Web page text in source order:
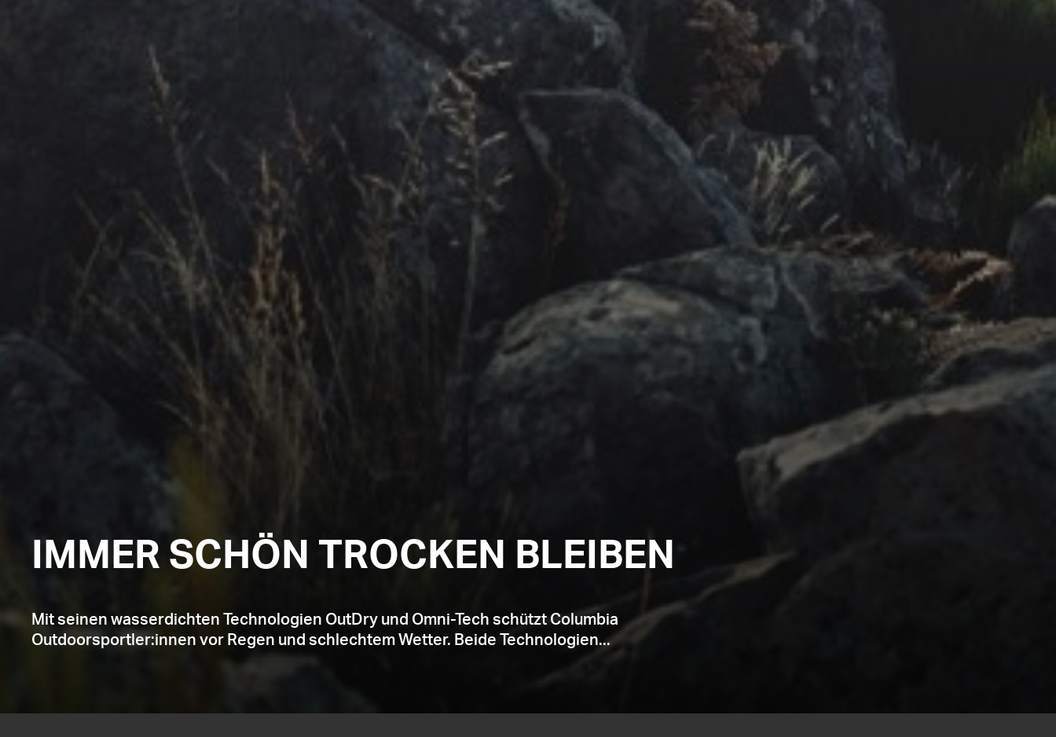
IMMER SCHÖN TROCKEN BLEIBEN
Mit seinen wasserdichten Technologien OutDry und Omni-Tech schützt Columbia
Outdoorsportler:innen vor Regen und schlechtem Wetter. Beide Technologien...